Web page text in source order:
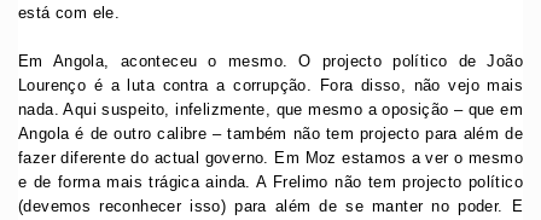
está com ele.
Em Angola, aconteceu o mesmo. O projecto político de João
Lourenço é a luta contra a corrupção. Fora disso, não vejo mais
nada. Aqui suspeito, infelizmente, que mesmo a oposição – que em
Angola é de outro calibre – também não tem projecto para além de
fazer diferente do actual governo. Em Moz estamos a ver o mesmo
e de forma mais trágica ainda. A Frelimo não tem projecto político
(devemos reconhecer isso) para além de se manter no poder. E